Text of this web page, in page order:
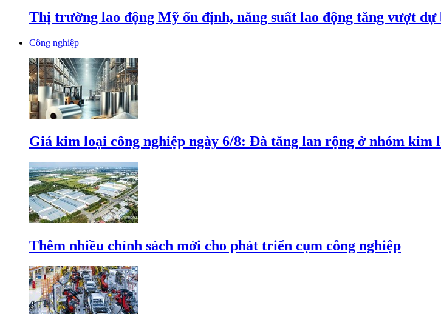
Thị trường lao động Mỹ ổn định, năng suất lao động tăng vượt
Công nghiệp
Giá kim loại công nghiệp ngày 6/8: Đà tăng lan rộng ở nhóm kim
Thêm nhiều chính sách mới cho phát triển cụm công nghiệp